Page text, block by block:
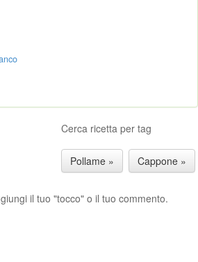
Cerca ricetta per tag
Pollame » Cappone »
il tuo "tocco" o il tuo commento.